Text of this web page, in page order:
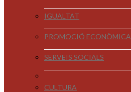
IGUALTAT
PROMOCIÓ ECONÒMICA
SERVEIS SOCIALS
CULTURA